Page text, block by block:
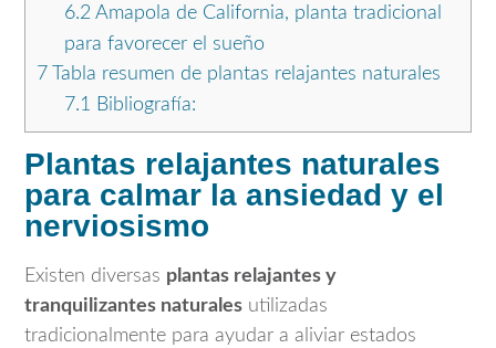
6.2Amapola de California, planta tradicional
para favorecer el sueño
7 Tabla resumen de plantas relajantes naturales
7.1 Bibliografía:
Plantas relajantes naturales
para calmar la ansiedad y el
nerviosismo
Existen diversas plantas relajantes y
tranquilizantes naturales utilizadas
tradicionalmente para ayudar a aliviar estados